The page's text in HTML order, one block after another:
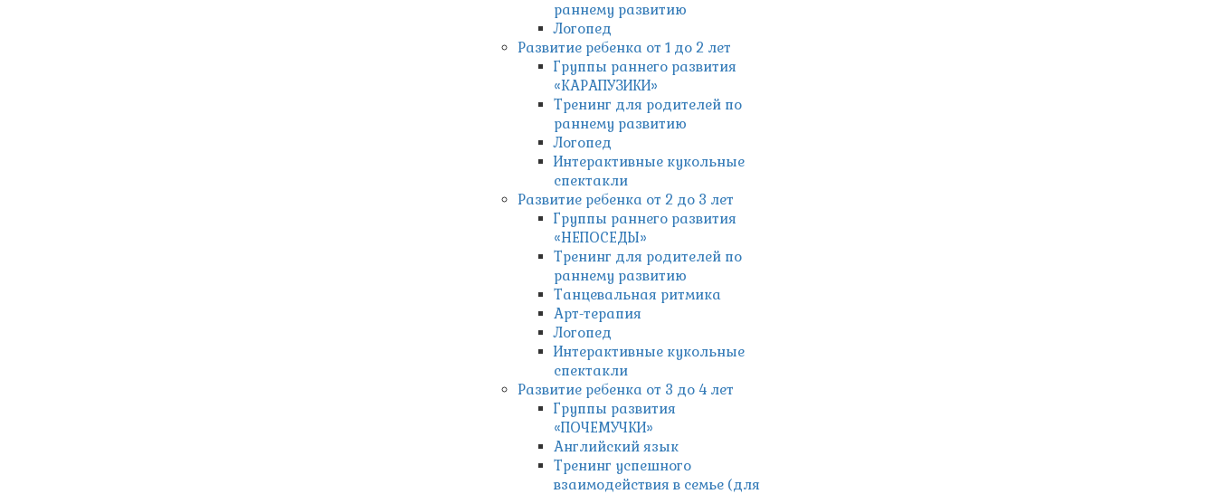
раннему развитию
Логопед
Развитие ребенка от 1 до 2 лет
Группы раннего развития
«КАРАПУЗИКИ»
Тренинг для родителей по
раннему развитию
Логопед
Интерактивные кукольные
спектакли
Развитие ребенка от 2 до 3 лет
Группы раннего развития
«НЕПОСЕДЫ»
Тренинг для родителей по
раннему развитию
Танцевальная ритмика
Арт-терапия
Логопед
Интерактивные кукольные
спектакли
Развитие ребенка от 3 до 4 лет
Группы развития
«ПОЧЕМУЧКИ»
Английский язык
Тренинг успешного
взаимодействия в семье (для